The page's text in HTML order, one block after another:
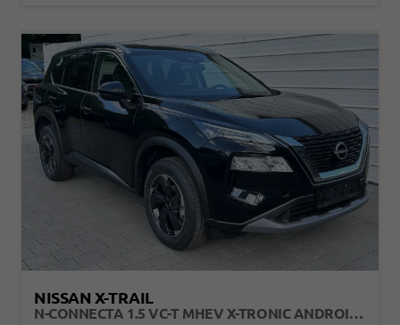
NISSAN X-TRAIL
N-CONNECTA 1.5 VC-T MHEV X-TRONIC ANDROID AUTO*NAVI*SHZ*3Z KLIMAAUTO*360°*ACC*E-HECK